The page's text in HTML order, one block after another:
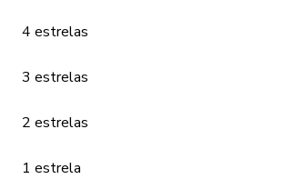
4 estrelas
3 estrelas
2 estrelas
1 estrela